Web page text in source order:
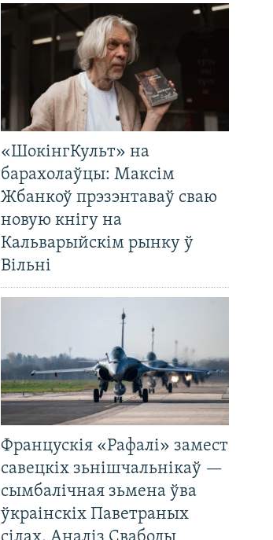
«ШокінгКульт» на
барахолаўцы: Максім
Жбанкоў прэзэнтаваў сваю
новую кнігу на
Кальварыйскім рынку ў
Вільні
Францускія «Рафалі» замест
савецкіх зьнішчальнікаў —
сымбалічная зьмена ўва
ўкраінскіх Паветраных